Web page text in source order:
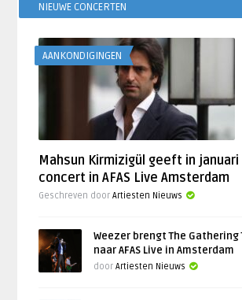
NIEUWE CONCERTEN
AANKONDIGINGEN
Mahsun Kirmizigül geeft in januari
concert in AFAS Live Amsterdam
Geschreven doorArtiesten Nieuws
Weezer brengt The Gathering
naar AFAS Live in Amsterdam
doorArtiesten Nieuws